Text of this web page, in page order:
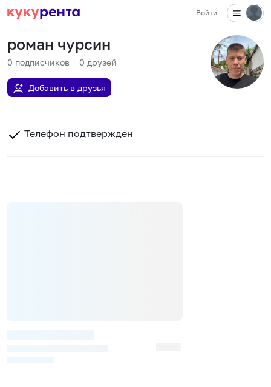
Войти
роман чурсин
0 подписчиков 0 друзей
Добавить в друзья
Телефон подтвержден